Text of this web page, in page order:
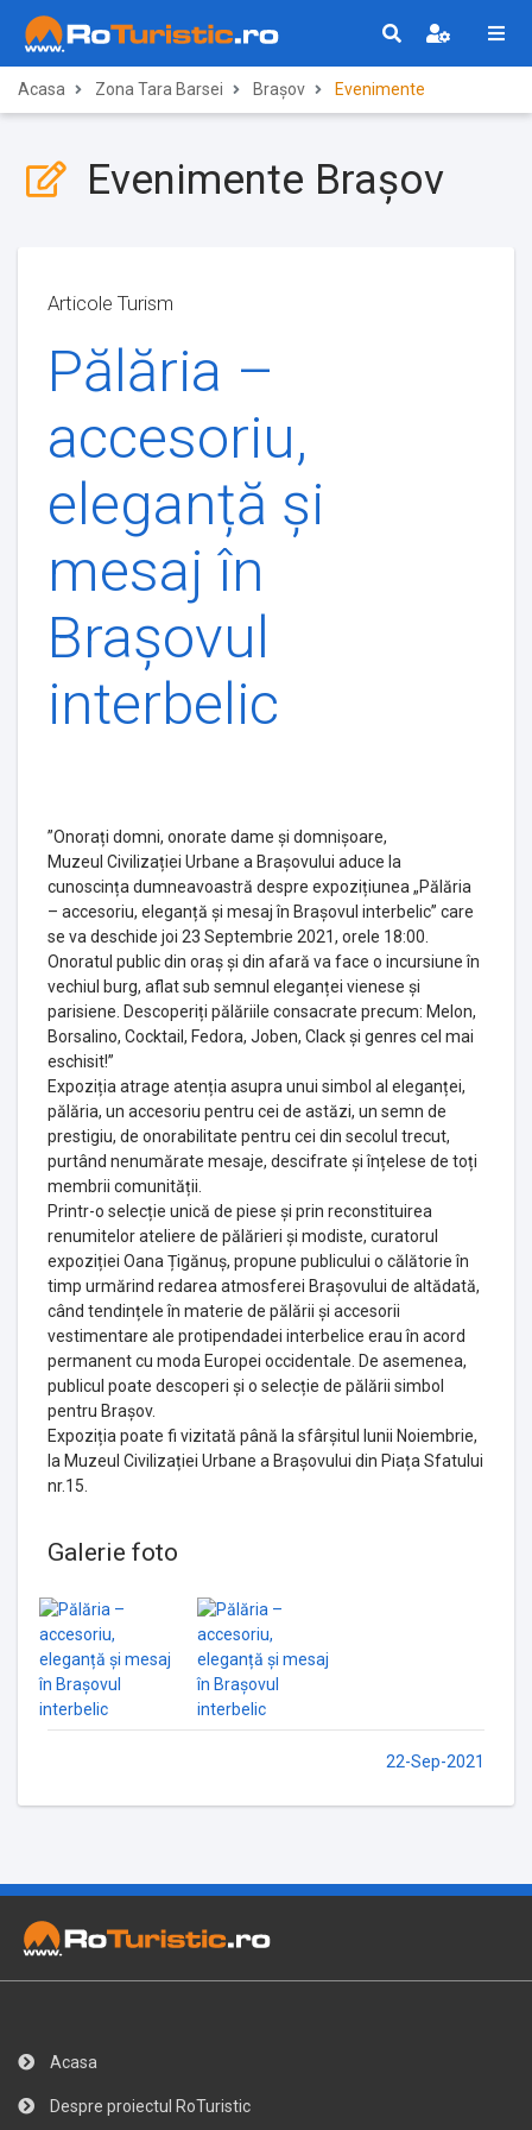
Acasa Zona Tara Barsei Brașov Evenimente
Evenimente Brașov
Articole Turism
Pălăria –
accesoriu,
eleganță și
mesaj în
Brașovul
interbelic
”Onorați domni, onorate dame și domnișoare,
Muzeul Civilizației Urbane a Brașovului aduce la
cunoscința dumneavoastră despre expozițiunea „Pălăria
– accesoriu, eleganță și mesaj în Brașovul interbelic” care
se va deschide joi 23 Septembrie 2021, orele 18:00.
Onoratul public din oraș și din afară va face o incursiune în
vechiul burg, aflat sub semnul eleganței vienese și
parisiene. Descoperiți pălăriile consacrate precum: Melon,
Borsalino, Cocktail, Fedora, Joben, Clack și genres cel mai
eschisit!”
Expoziția atrage atenția asupra unui simbol al eleganței,
pălăria, un accesoriu pentru cei de astăzi, un semn de
prestigiu, de onorabilitate pentru cei din secolul trecut,
purtând nenumărate mesaje, descifrate și înțelese de toți
membrii comunității.
Printr-o selecție unică de piese și prin reconstituirea
renumitelor ateliere de pălărieri și modiste, curatorul
expoziției Oana Țigănuș, propune publicului o călătorie în
timp urmărind redarea atmosferei Brașovului de altădată,
când tendințele în materie de pălării și accesorii
vestimentare ale protipendadei interbelice erau în acord
permanent cu moda Europei occidentale. De asemenea,
publicul poate descoperi și o selecție de pălării simbol
pentru Brașov.
Expoziția poate fi vizitată până la sfârșitul lunii Noiembrie,
la Muzeul Civilizației Urbane a Brașovului din Piața Sfatului
nr.15.
Galerie foto
22-Sep-2021
Acasa
Despre proiectul RoTuristic